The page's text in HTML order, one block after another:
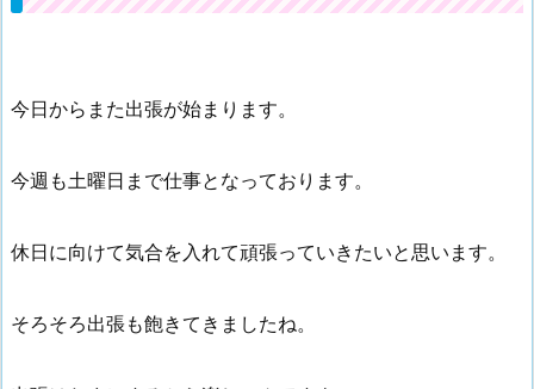
今日からまた出張が始まります。
今週も土曜日まで仕事となっております。
休日に向けて気合を入れて頑張っていきたいと思います。
そろそろ出張も飽きてきましたね。